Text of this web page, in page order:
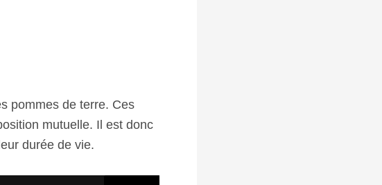
pommes de terre. Ces
mutuelle. Il est donc
durée de vie.